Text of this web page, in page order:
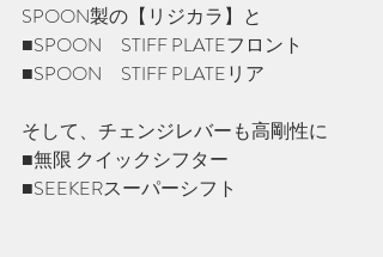
SPOON製の【リジカラ】と
■SPOON STIFF PLATEフロント
■SPOON　STIFF PLATEリア
そして、チェンジレバーも高剛性に
■無限 クイックシフター
■SEEKERスーパーシフト